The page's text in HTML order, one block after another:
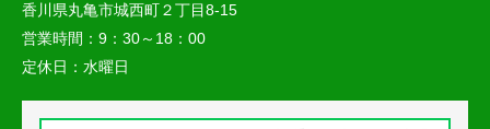
香川県丸亀市城西町２丁目8-15
営業時間： 9：30～18：00
定休日： 水曜日